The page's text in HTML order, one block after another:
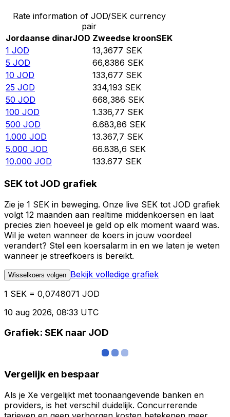
Rate information of JOD/SEK currency
pair
Jordaanse dinarJOD Zweedse kroonSEK
1 JOD 13,3677 SEK
5 JOD 66,8386 SEK
10 JOD 133,677 SEK
25 JOD 334,193 SEK
50 JOD 668,386 SEK
100 JOD 1.336,77 SEK
500 JOD 6.683,86 SEK
1.000 JOD 13.367,7 SEK
5.000 JOD 66.838,6 SEK
10.000 JOD 133.677 SEK
SEK tot JOD grafiek
Zie je 1 SEK in beweging. Onze live SEK tot JOD grafiek
volgt 12 maanden aan realtime middenkoersen en laat
precies zien hoeveel je geld op elk moment waard was.
Wil je weten wanneer de koers in jouw voordeel
verandert? Stel een koersalarm in en we laten je weten
wanneer je streefkoers is bereikt.
Wisselkoers volgen Bekijk volledige grafiek
1 SEK = 0,0748071 JOD
10 aug 2026, 08:33 UTC
Grafiek: SEK naar JOD
Vergelijk en bespaar
Als je Xe vergelijkt met toonaangevende banken en
providers, is het verschil duidelijk. Concurrerende